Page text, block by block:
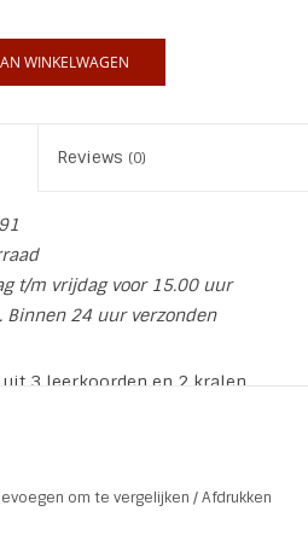
WINKELWAGEN
Reviews (0)
t/m vrijdag voor 15.00 uur
Binnen 24 uur verzonden
3 leerkoorden en 2 kralen
om te vergelijken /Afdrukken